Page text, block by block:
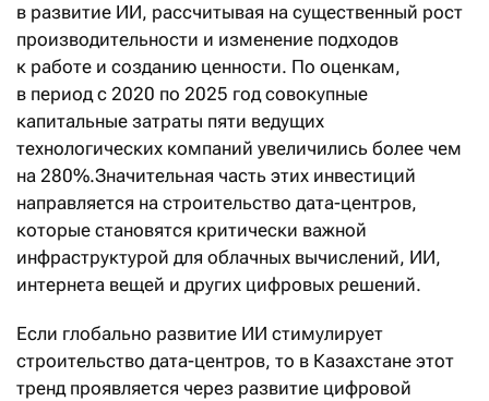
в развитие ИИ, рассчитывая на существенный рост
производительности и изменение подходов
к работе и созданию ценности. По оценкам,
в период с 2020 по 2025 год совокупные
капитальные затраты пяти ведущих
технологических компаний увеличились более чем
на 280%.Значительная часть этих инвестиций
направляется на строительство дата-центров,
которые становятся критически важной
инфраструктурой для облачных вычислений, ИИ,
интернета вещей и других цифровых решений.
Если глобально развитие ИИ стимулирует
строительство дата-центров, то в Казахстане этот
тренд проявляется через развитие цифровой